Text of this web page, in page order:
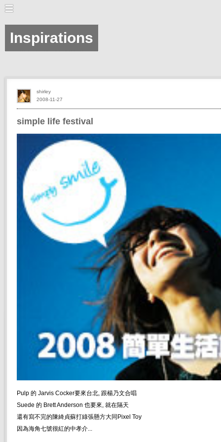
Inspirations
simple life festival
Pulp 的 Jarvis Cocker要來台北, 跟楊乃文合唱
Suede 的 Brett Anderson 也要來, 就在隔天
還有寫不完的陳綺貞蘇打綠張懸方大同Pixel Toy
因為海角七號很紅的中孝介...
2008-11-27
shirley